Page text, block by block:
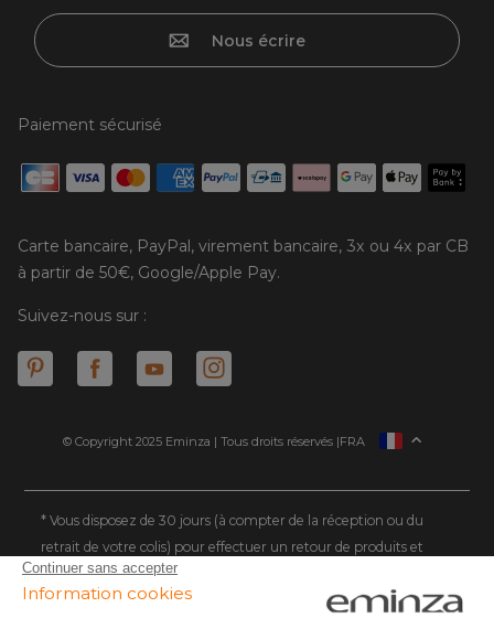
Nous écrire
Paiement sécurisé
Carte bancaire, PayPal, virement bancaire, 3x ou 4x par CB
à partir de 50€, Google/Apple Pay.
Suivez-nous sur :
© Copyright 2025 Eminza | Tous droits réservés |
ESPAÑA
DEUTSCHLAND
NEDERLAND
FRA
* Vous disposez de 30 jours (à compter de la réception ou du
retrait de votre colis) pour effectuer un retour de produits et
vous faire rembourser. Hors colis volumineux
** Expédition le jour même pour toute commande passée avant